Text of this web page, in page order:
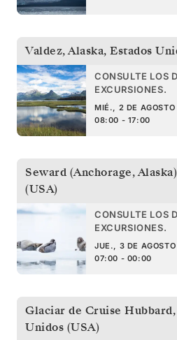
Valdez, Alaska, Estados
CONSULTE LOS
EXCURSIONES.
MIÉ., 2 DE AGOSTO
08:00 - 17:00
Seward (Anchorage, Alaska)
(USA)
CONSULTE LOS
EXCURSIONES.
JUE., 3 DE AGOSTO
07:00 - 00:00
Glaciar de Cruise Hubbard,
Unidos (USA)